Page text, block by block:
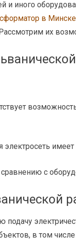
и иного
в Минске
их
электросеть
с
подачу
в том